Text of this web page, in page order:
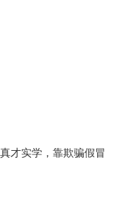
才实学，靠欺骗假冒